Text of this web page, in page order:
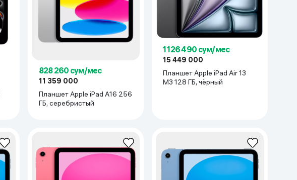
828 260 сум/мес
11 359 000
Планшет Apple iPad A16 256
ГБ, серебристый
1 126 490 сум/мес
15 449 000
Планшет Apple iPad Air 13
M3 128 ГБ, чёрный